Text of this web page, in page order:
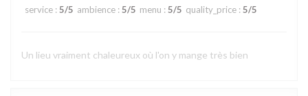
service : 5/5 ambience : 5/5 menu : 5/5 quality_price : 5/5
Un lieu vraiment chaleureux où l'on y mange très bien